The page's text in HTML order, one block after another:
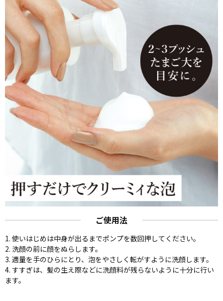
ご使用法
1. 使いはじめは中身が出るまでポンプを数回押してください。
2. 洗顔の前に顔をぬらします。
3. 適量を手のひらにとり、泡をやさしく転がすように洗顔します。
4. すすぎは、髪の生え際などに洗顔料が残らないように十分に行い
ます。